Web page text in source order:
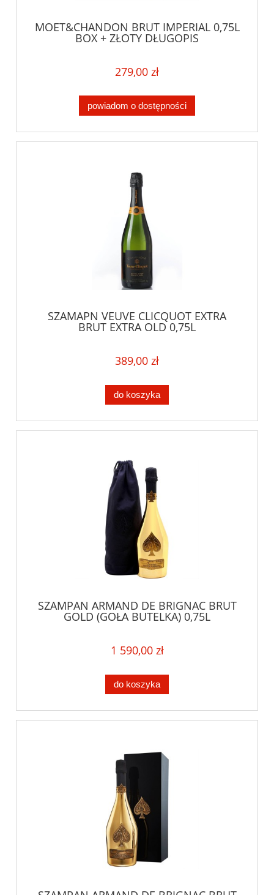
MOET&CHANDON BRUT IMPERIAL 0,75L
BOX + ZŁOTY DŁUGOPIS
279,00 zł
powiadom o dostępności
SZAMAPN VEUVE CLICQUOT EXTRA
BRUT EXTRA OLD 0,75L
389,00 zł
do koszyka
SZAMPAN ARMAND DE BRIGNAC BRUT
GOLD (GOŁA BUTELKA) 0,75L
1 590,00 zł
do koszyka